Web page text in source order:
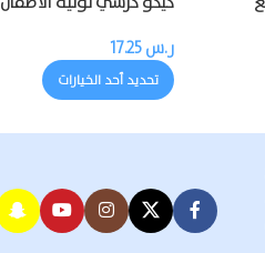
ر.س 17.25
تحديد أحد الخيارات